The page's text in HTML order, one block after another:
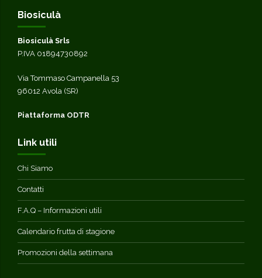
Biosiculà
Biosiculà Srls
P.IVA 01894730892
Via Tommaso Campanella 53
96012 Avola (SR)
Piattaforma ODTR
Link utili
Chi Siamo
Contatti
F.A.Q – Informazioni utili
Calendario frutta di stagione
Promozioni della settimana